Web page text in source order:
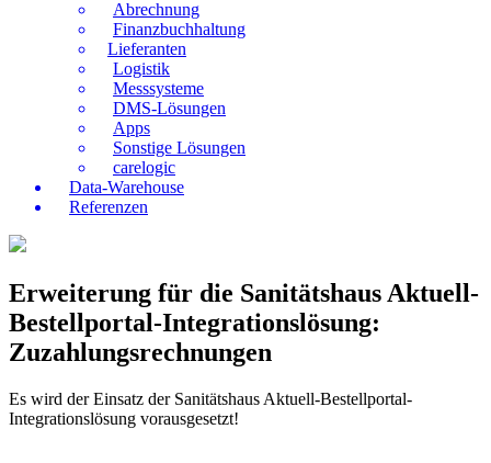
Abrechnung
Finanzbuchhaltung
Lieferanten
Logistik
Messsysteme
DMS-Lösungen
Apps
Sonstige Lösungen
carelogic
Data-Warehouse
Referenzen
Erweiterung für die Sanitätshaus Aktuell-
Bestellportal-Integrationslösung:
Zuzahlungsrechnungen
Es wird der Einsatz der Sanitätshaus Aktuell-Bestellportal-
Integrationslösung vorausgesetzt!